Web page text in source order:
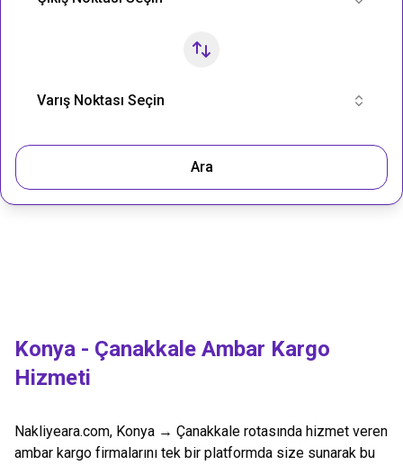
Varış Noktası Seçin
Ara
Konya - Çanakkale Ambar Kargo
Hizmeti
Nakliyeara.com, Konya → Çanakkale rotasında hizmet veren
ambar kargo firmalarını tek bir platformda size sunarak bu